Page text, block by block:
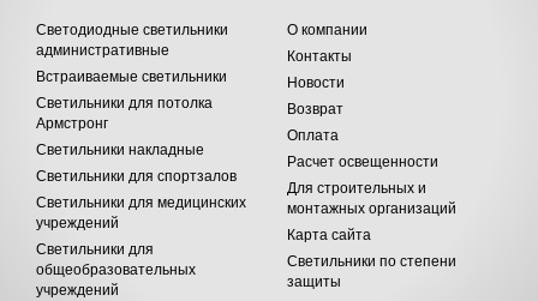
Светодиодные светильники
административные
Встраиваемые светильники
Светильники для потолка
Армстронг
Светильники накладные
Светильники для спортзалов
Светильники для медицинских
учреждений
Светильники для
общеобразовательных
учреждений
О компании
Контакты
Новости
Возврат
Оплата
Расчет освещенности
Для строительных и
монтажных организаций
Карта сайта
Светильники по степени
защиты